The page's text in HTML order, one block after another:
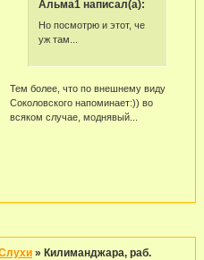
Альма1 написал(а):
Но посмотрю и этот, че
уж там...
Тем более, что по внешнему виду
Соколовского напоминает:)) во
всяком случае, моднявый...
» Килиманджара, раб.